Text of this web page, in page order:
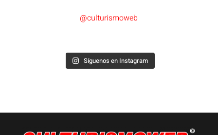
@culturismoweb
Síguenos en Instagram